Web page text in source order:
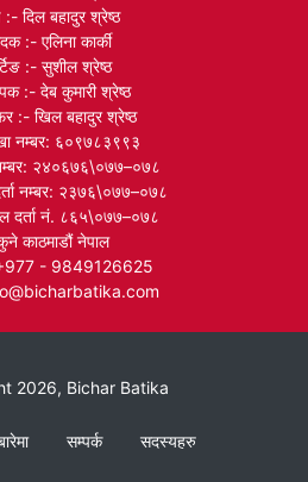
:- दिल बहादुर श्रेष्ठ
:- एलिना कार्की
:- सुशील श्रेष्ठ
:- देब कुमारी श्रेष्ठ
:- खिल बहादुर श्रेष्ठ
नम्बर: ६०९७८३९९३
नम्बर: २४०६७६\०७७–०७८
नम्बर: २३७६\०७७–०७८
दर्ता नं. ८६५\०७७–०७८
काठमाडौं नेपाल
- 9849126625
2026, Bichar Batika
सम्पर्क सदस्यहरु